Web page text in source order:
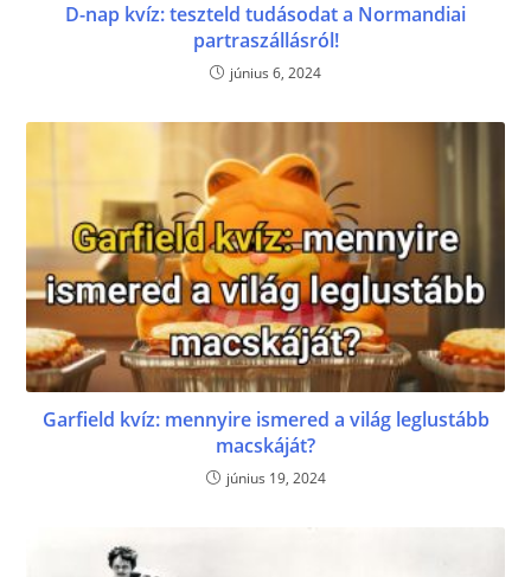
D-nap kvíz: teszteld tudásodat a Normandiai
partraszállásról!
június 6, 2024
Garfield kvíz: mennyire ismered a világ leglustább
macskáját?
június 19, 2024